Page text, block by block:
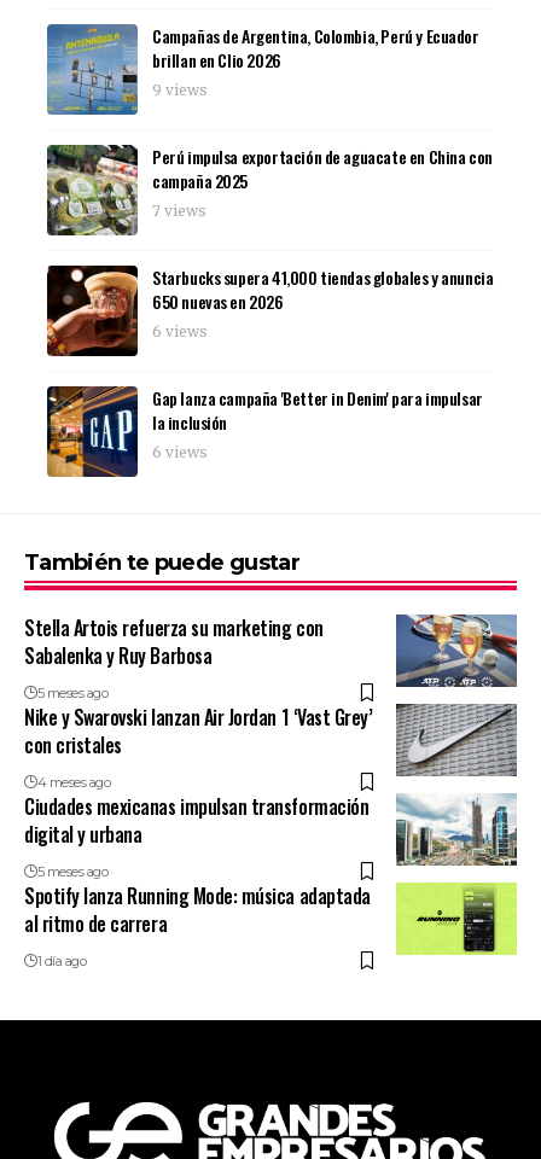
Campañas de Argentina, Colombia, Perú y Ecuador
brillan en Clio 2026
9 views
Perú impulsa exportación de aguacate en China con
campaña 2025
7 views
Starbucks supera 41,000 tiendas globales y anuncia
650 nuevas en 2026
6 views
Gap lanza campaña 'Better in Denim' para impulsar
la inclusión
6 views
También te puede gustar
Stella Artois refuerza su marketing con
Sabalenka y Ruy Barbosa
5 meses ago
Nike y Swarovski lanzan Air Jordan 1 ‘Vast Grey’
con cristales
4 meses ago
Ciudades mexicanas impulsan transformación
digital y urbana
5 meses ago
Spotify lanza Running Mode: música adaptada
al ritmo de carrera
1 día ago